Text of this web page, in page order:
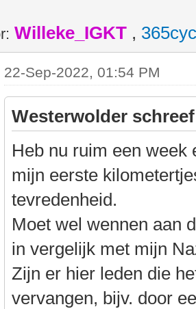
Willeke_IGKT ,
22-Sep-2022, 01:54 PM
Westerwolder
Heb nu ruim een week
mijn eerste
tevredenheid.
Moet wel wennen aan
in vergelijk met mijn
Zijn er hier leden die
vervangen, bijv. door